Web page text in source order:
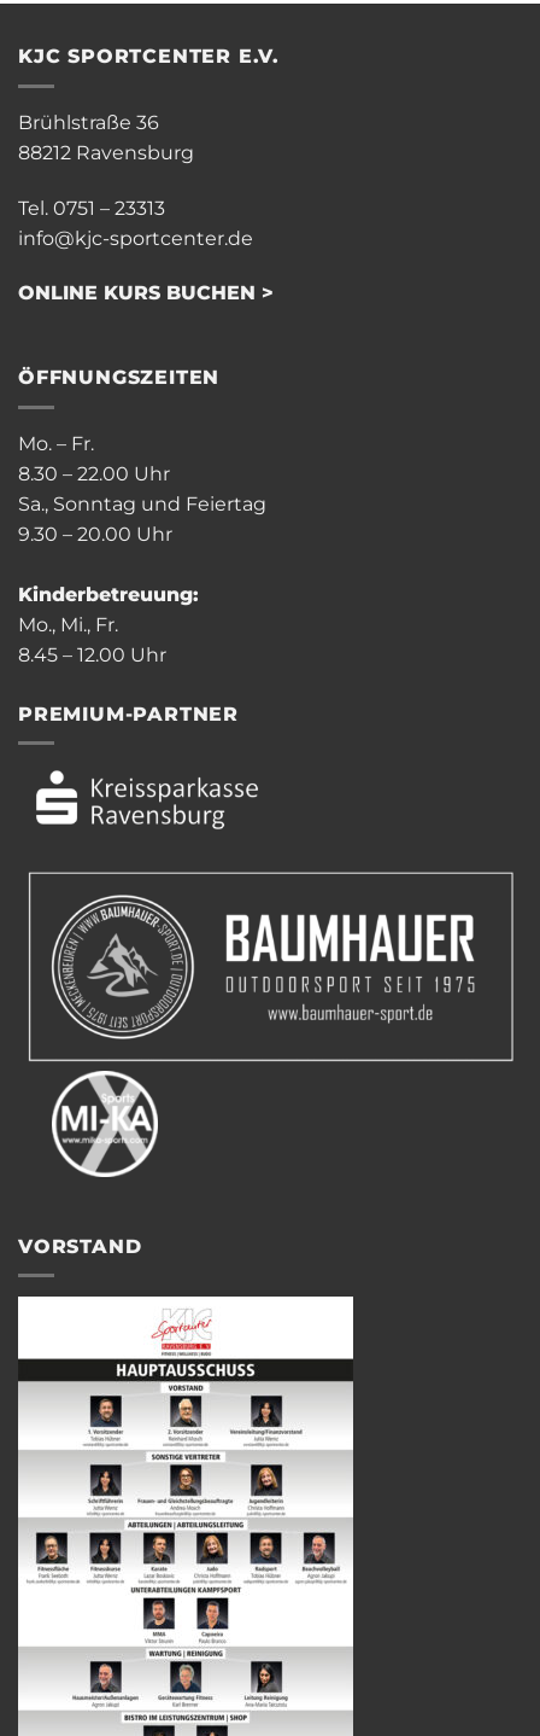
KJC SPORTCENTER E.V.
Brühlstraße 36
88212 Ravensburg
Tel. 0751 – 23313
info@kjc-sportcenter.de
ONLINE KURS BUCHEN >
ÖFFNUNGSZEITEN
Mo. – Fr.
8.30 – 22.00 Uhr
Sa., Sonntag und Feiertag
9.30 – 20.00 Uhr
Kinderbetreuung:
Mo., Mi., Fr.
8.45 – 12.00 Uhr
PREMIUM-PARTNER
VORSTAND